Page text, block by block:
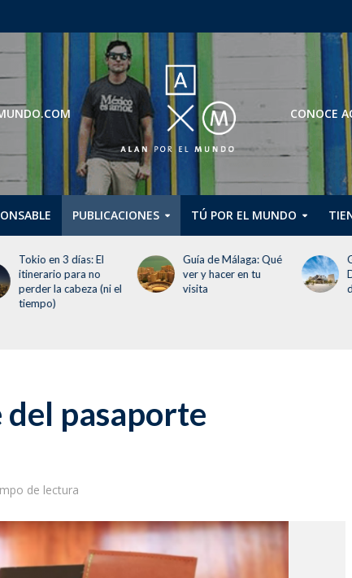
CONOCE
PUBLICACIONES TÚ POR EL MUNDO
Guía de Málaga: Qué
ver y hacer en tu
visita
Guggenheim Abu
Dhabi abrirá en
diciembre de 2026
pasaporte
de lectura